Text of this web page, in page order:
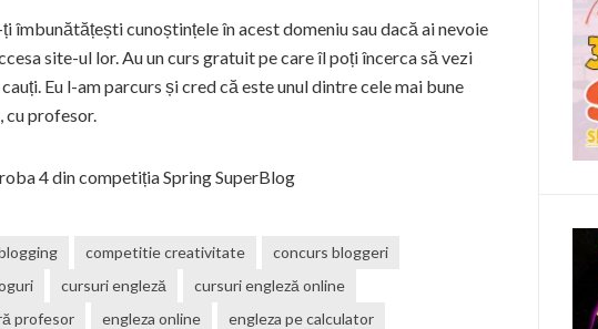
îmbunătățești cunoștințele în acest domeniu sau dacă ai nevoie
site-ul lor. Au un curs gratuit pe care îl poți încerca să vezi
Eu l-am parcurs și cred că este unul dintre cele mai bune
, cu profesor.
4 din competiția Spring SuperBlog
competitie creativitate
concurs bloggeri
cursuri engleză
cursuri engleză online
profesor engleza online
engleza pe calculator